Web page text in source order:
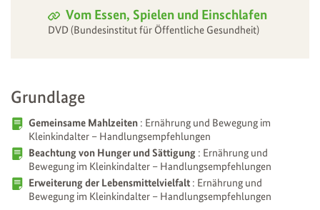
Vom Essen, Spielen und Einschlafen
DVD (Bundesinstitut für Öffentliche Gesundheit)
Grundlage
Gemeinsame Mahlzeiten
Kleinkindalter – Handlungsempfehlungen
Beachtung von Hunger und Sättigung
Bewegung im Kleinkindalter – Handlungsempfehlungen
Erweiterung der Lebensmittelvielfalt
Bewegung im Kleinkindalter – Handlungsempfehlungen